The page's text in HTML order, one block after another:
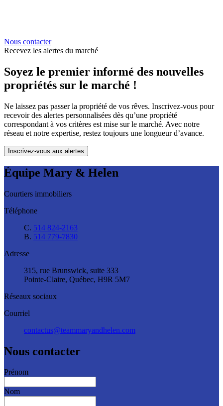
Nous contacter
Recevez les alertes du marché
Soyez le premier informé des nouvelles
propriétés sur le marché !
Ne laissez pas passer la propriété de vos rêves. Inscrivez-vous pour
recevoir des alertes personnalisées dès qu’une propriété
correspondant à vos critères est mise sur le marché. Avec notre
réseau et notre expertise, restez toujours une longueur d’avance.
Inscrivez-vous aux alertes
Équipe Mary & Helen
Courtiers immobiliers
Téléphone
C. 514 824-2163
B. 514 779-7830
Adresse
315, rue Brunswick, suite 333
Pointe-Claire, Québec, H9R 5M7
Réseaux sociaux
Courriel
contactus@teammaryandhelen.com
Nous contacter
Prénom
Nom